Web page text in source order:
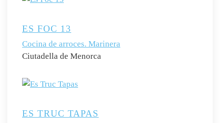
ES FOC 13
Cocina de arroces. Marinera
Ciutadella de Menorca
ES TRUC TAPAS